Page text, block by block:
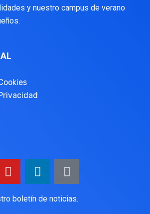
y nuestro campus de verano
boletín de noticias.